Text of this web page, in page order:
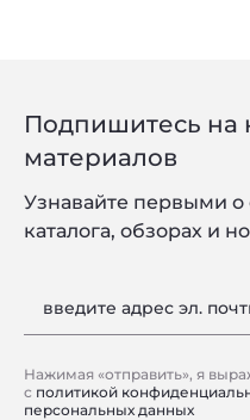
Подпишитесь на
материалов
Узнавайте первыми о
каталога, обзорах и
введите адрес эл.
Нажимая «отправить», я
с политикой
персональных данных